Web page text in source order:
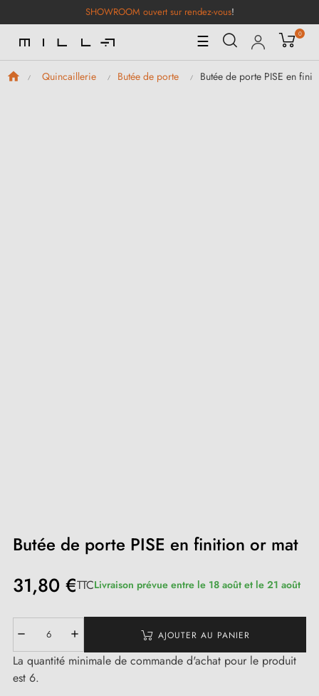
SHOWROOM ouvert sur rendez-vous!
Basculer
la
navigation
☰ 0
Quincaillerie Butée de porte Butée de porte PISE en
Butée de porte PISE en finition or mat
31,80 €TTCLivraison prévue entre le 18 août et le 21 août
AJOUTER AU PANIER
La quantité minimale de commande d'achat pour le produit
est 6.